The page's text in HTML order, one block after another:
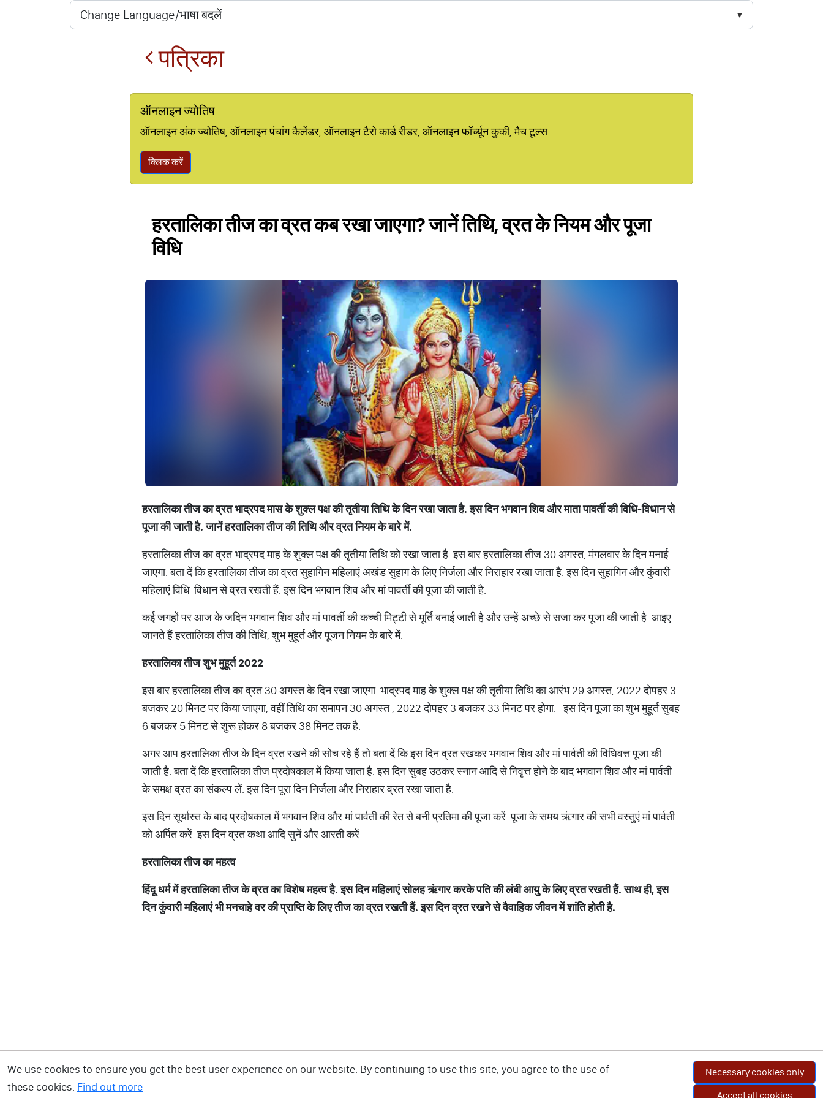
पत्रिका
ऑनलाइन ज्योतिष
ऑनलाइन अंक ज्योतिष, ऑनलाइन पंचांग कैलेंडर, ऑनलाइन टैरो कार्ड रीडर, ऑनलाइन फॉर्च्यून कुकी, मैच टूल्स
क्लिक करें
हरतालिका तीज का व्रत कब रखा जाएगा? जानें तिथि, व्रत के नियम और पूजा
विधि
हरतालिकातीजकाव्रतभाद्रपदमासकेशुक्लपक्षकीतृतीयातिथिकेदिनरखाजाताहै.इसदिनभगवानशिवऔरमातापावर्तीकीविधि-विधानसे
पूजाकीजातीहै.जानेंहरतालिकातीजकीतिथिऔरव्रतनियमकेबारेमें.
हरतालिका तीज का व्रत भाद्रपद माह के शुक्ल पक्ष की तृतीया तिथि को रखा जाता है. इस बार हरतालिका तीज 30 अगस्त, मंगलवार के दिन मनाई
जाएगा. बता दें कि हरतालिका तीज का व्रत सुहागिन महिलाएं अखंड सुहाग के लिए निर्जला और निराहार रखा जाता है. इस दिन सुहागिन और कुंवारी
महिलाएं विधि-विधान से व्रत रखती हैं. इस दिन भगवान शिव और मां पावर्ती की पूजा की जाती है.
कई जगहों पर आज के जदिन भगवान शिव और मां पावर्ती की कच्ची मिट्टी से मूर्ति बनाई जाती है और उन्हें अच्छे से सजा कर पूजा की जाती है. आइए
जानते हैं हरतालिका तीज की तिथि, शुभ मुहूर्त और पूजन नियम के बारे में.
हरतालिकातीजशुभमुहूर्त2022
इस बार हरतालिका तीज का व्रत 30 अगस्त के दिन रखा जाएगा. भाद्रपद माह के शुक्ल पक्ष की तृतीया तिथि का आरंभ 29 अगस्त, 2022 दोपहर 3
बजकर 20 मिनट पर किया जाएगा, वहीं तिथि का समापन 30 अगस्त , 2022 दोपहर 3 बजकर 33 मिनट पर होगा. इस दिन पूजा का शुभ मुहूर्त सुबह
6 बजकर 5 मिनट से शुरू होकर 8 बजकर 38 मिनट तक है.
अगर आप हरतालिका तीज के दिन व्रत रखने की सोच रहे हैं तो बता दें कि इस दिन व्रत रखकर भगवान शिव और मां पार्वती की विधिवत्त पूजा की
जाती है. बता दें कि हरतालिका तीज प्रदोषकाल में किया जाता है. इस दिन सुबह उठकर स्नान आदि से निवृत्त होने के बाद भगवान शिव और मां पार्वती
के समक्ष व्रत का संकल्प लें. इस दिन पूरा दिन निर्जला और निराहार व्रत रखा जाता है.
इस दिन सूर्यास्त के बाद प्रदोषकाल में भगवान शिव और मां पार्वती की रेत से बनी प्रतिमा की पूजा करें. पूजा के समय ऋंगार की सभी वस्तुएं मां पार्वती
को अर्पित करें. इस दिन व्रत कथा आदि सुनें और आरती करें.
हरतालिकातीजकामहत्व
हिंदूधर्ममेंहरतालिकातीजकेव्रतकाविशेषमहत्वहै.इसदिनमहिलाएंसोलहऋंगारकरकेपतिकीलंबीआयुकेलिएव्रतरखतीहैं.साथही,इस
दिनकुंवारीमहिलाएंभीमनचाहेवरकीप्राप्तिकेलिएतीजकाव्रतरखतीहैं.इसदिनव्रतरखनेसेवैवाहिकजीवनमेंशांतिहोतीहै.
We use cookies to ensure you get the best user experience on our website. By continuing to use this site, you agree to the use of
these cookies. Find out more
Necessary cookies only
Accept all cookies